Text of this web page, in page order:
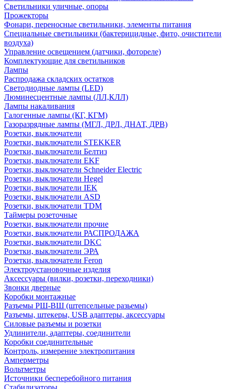
Светильники уличные, опоры
Прожекторы
Фонари, переносные светильники, элементы питания
Специальные светильники (бактерицидные, фито, очистители
воздуха)
Управление освещением (датчики, фотореле)
Комплектующие для светильников
Лампы
Распродажа складских остатков
Светодиодные лампы (LED)
Люминесцентные лампы (ЛЛ,КЛЛ)
Лампы накаливания
Галогенные лампы (КГ, КГМ)
Газоразрядные лампы (МГЛ, ДРЛ, ДНАТ, ДРВ)
Розетки, выключатели
Розетки, выключатели STEKKER
Розетки, выключатели Белтиз
Розетки, выключатели EKF
Розетки, выключатели Schneider Electric
Розетки, выключатели Hegel
Розетки, выключатели IEK
Розетки, выключатели ASD
Розетки, выключатели TDM
Таймеры розеточные
Розетки, выключатели прочие
Розетки, выключатели РАСПРОДАЖА
Розетки, выключатели DKC
Розетки, выключатели ЭРА
Розетки, выключатели Feron
Электроустановочные изделия
Аксессуары (вилки, розетки, переходники)
Звонки дверные
Коробки монтажные
Разъемы РШ-ВШ (штепсельные разьемы)
Разъемы, штекеры, USB адаптеры, аксессуары
Силовые разъемы и розетки
Удлинители, адаптеры, соединители
Коробки соединительные
Контроль, измерение электропитания
Амперметры
Вольтметры
Источники бесперебойного питания
Стабилизаторы